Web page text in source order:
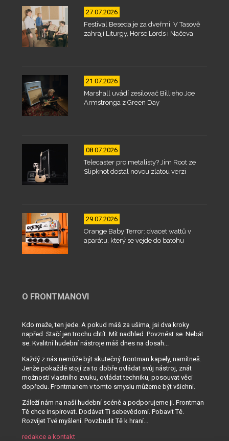
27.07.2026
Festival Beseda je za dveřmi. V Tasově
zahrají Liturgy, Horse Lords i Načeva
21.07.2026
Marshall uvádí zesilovač Billieho Joe
Armstronga z Green Day
08.07.2026
Telecaster pro metalisty? Jim Root ze
Slipknot dostal novou zlatou verzi
29.07.2026
Orange Baby Terror: dvacet wattů v
aparátu, který se vejde do batohu
O FRONTMANOVI
Kdo maže, ten jede. A pokud máš za ušima, jsi dva kroky
napřed. Stačí jen trochu chtít. Mít nadhled. Povznést se. Nebát
se. Kvalitní hudební nástroje máš dnes na dosah...
Každý z nás nemůže být skutečný frontman kapely, namítneš.
Jenže pokaždé stojí za to dobře ovládat svůj nástroj, znát
možnosti vlastního zvuku, ovládat techniku, posouvat věci
dopředu. Frontmanem v tomto smyslu můžeme být všichni.
Záleží nám na naší hudební scéně a podporujeme ji. Frontman
Tě chce inspirovat. Dodávat Ti sebevědomí. Pobavit Tě.
Rozvíjet Tvé myšlení. Povzbudit Tě k hraní...
redakce a kontakt